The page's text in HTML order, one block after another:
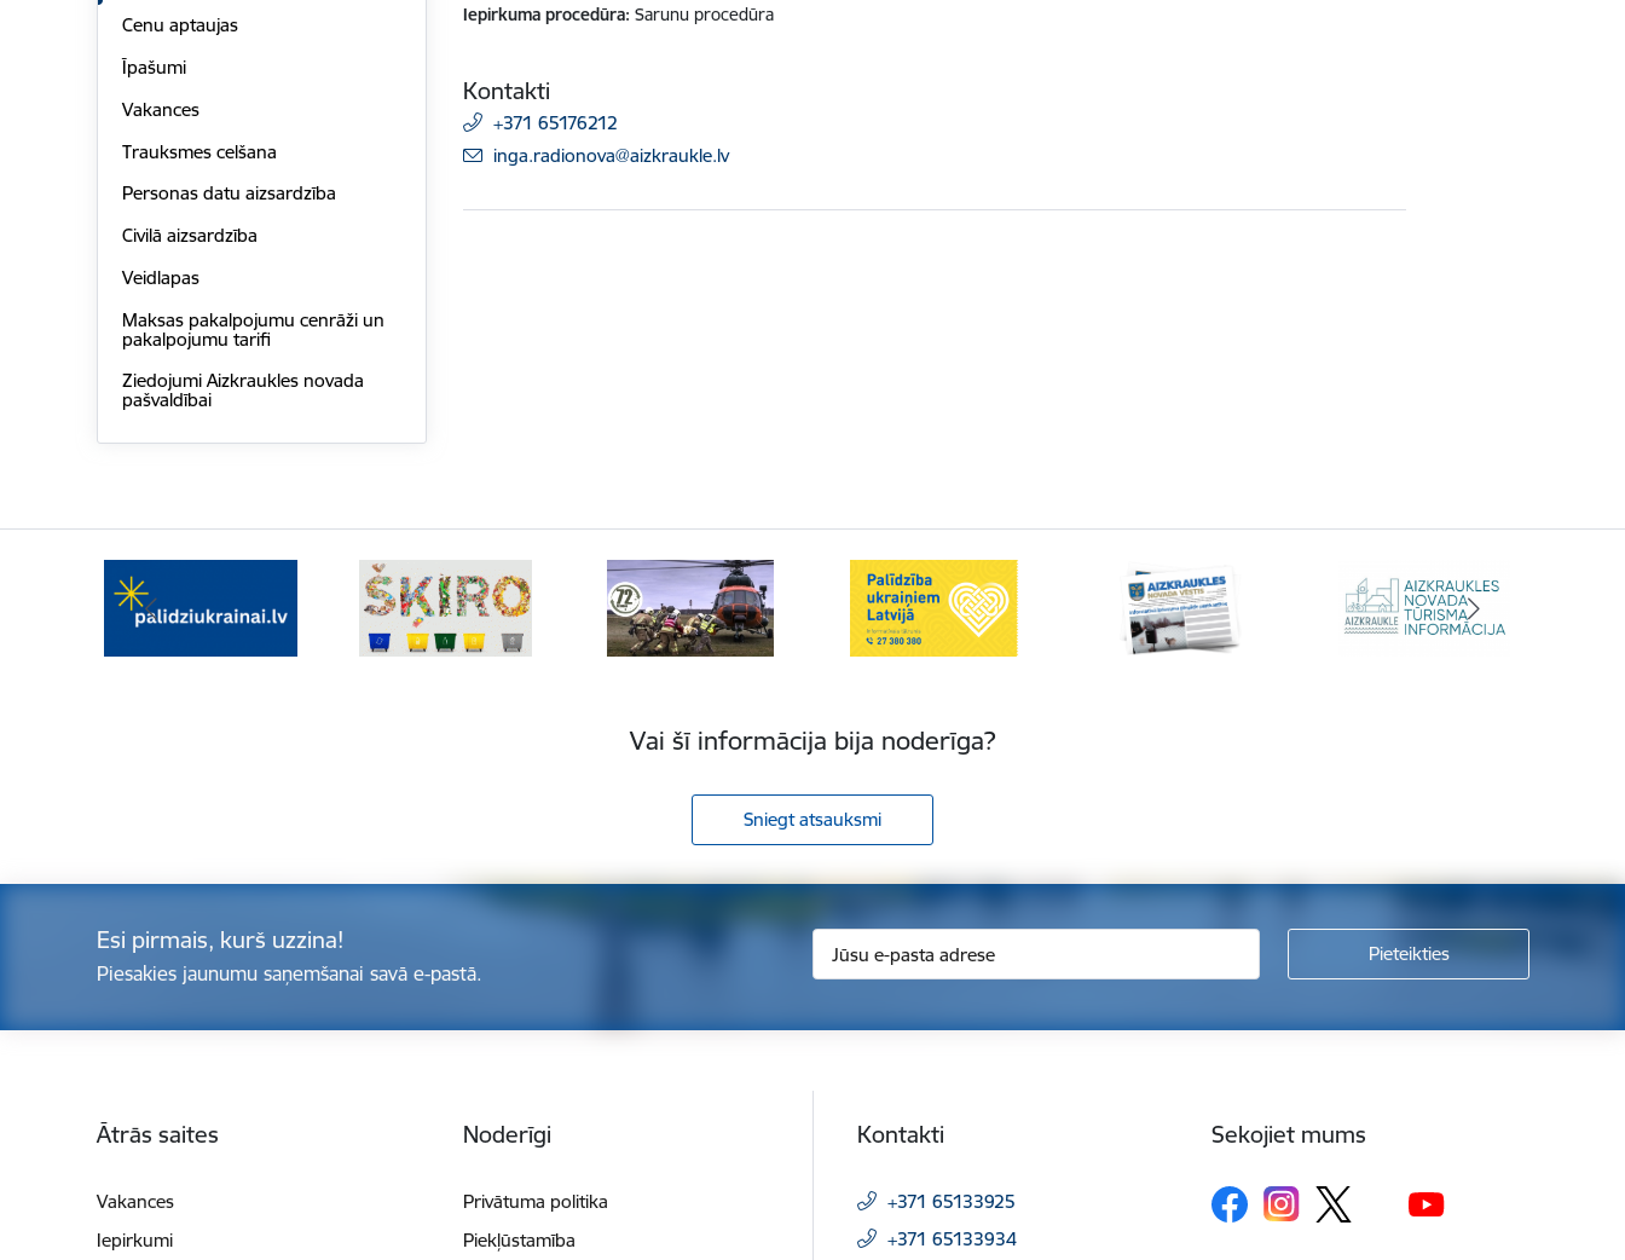
Cenu aptaujas
Īpašumi
Vakances
Trauksmes celšana
Personas datu aizsardzība
Civilā aizsardzība
Veidlapas
Maksas pakalpojumu cenrāži un
pakalpojumu tarifi
Ziedojumi Aizkraukles novada
pašvaldībai
Iepirkuma procedūra Sarunu procedūra
Kontakti
+371 65176212
E-pasts:
inga.radionova@aizkraukle.lv
Vai šī informācija bija noderīga?
Sniegt atsauksmi
Esi pirmais, kurš uzzina!
Piesakies jaunumu saņemšanai savā e-pastā.
Ātrās saites
Vakances
Iepirkumi
Noderīgi
Privātuma politika
Piekļūstamība
Kontakti
+371 65133925
+371 65133934
Sekojiet mums